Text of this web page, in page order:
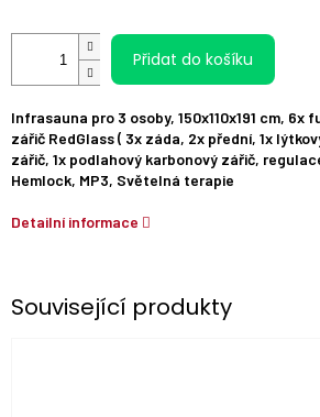
Přidat do košíku
Infrasauna pro 3 osoby, 150x110x191 cm, 6x
zářič RedGlass ( 3x záda, 2x přední, 1x
zářič, 1x podlahový karbonový zářič,
Hemlock, MP3, Světelná terapie
Detailní informace
Související produkty